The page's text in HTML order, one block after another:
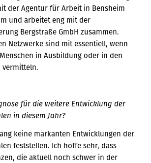
der Agentur für Arbeit in Bensheim
und arbeitet eng mit der
Bergstraße GmbH zusammen.
Netzwerke sind mit essentiell, wenn
in Ausbildung oder in den
vermitteln.
für die weitere Entwicklung der
in diesem Jahr?
keine markanten Entwicklungen der
feststellen. Ich hoffe sehr, dass
die aktuell noch schwer in der